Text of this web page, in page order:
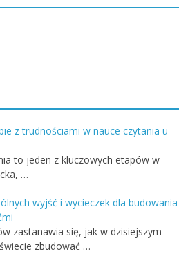
z trudnościami w nauce czytania u
to jeden z kluczowych etapów w
…
wyjść i wycieczek dla budowania
zastanawia się, jak w dzisiejszym
zbudować …